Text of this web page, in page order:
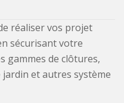
réaliser vos projet
sécurisant votre
gammes de clôtures,
et autres système